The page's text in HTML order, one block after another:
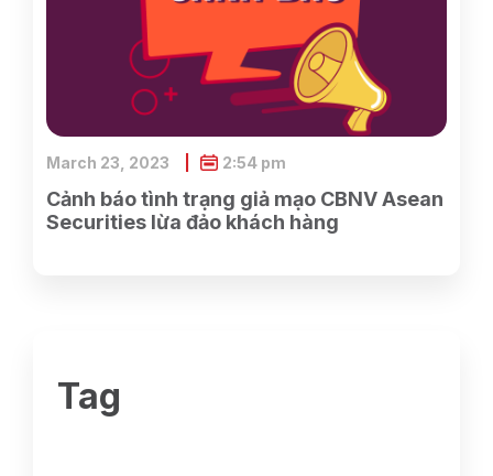
Cảnh báo tình trạng giả mạo CBNV Asean
Securities lừa đảo khách hàng
March 23, 2023 2:54 pm
Tag